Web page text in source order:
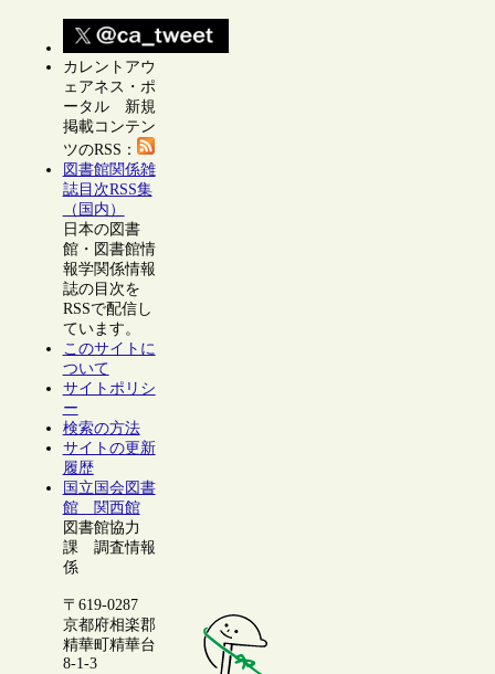
カレントアウ
ェアネス・ポ
ータル 新規
掲載コンテン
ツのRSS：
図書館関係雑
誌目次RSS集
（国内）
日本の図書
館・図書館情
報学関係情報
誌の目次を
RSSで配信し
ています。
このサイトに
ついて
サイトポリシ
ー
検索の方法
サイトの更新
履歴
国立国会図書
館 関西館
図書館協力
課 調査情報
係
〒619-0287
京都府相楽郡
精華町精華台
8-1-3